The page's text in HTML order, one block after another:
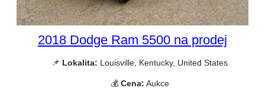
2018 Dodge Ram 5500 na prodej
📌 Lokalita: Louisville, Kentucky, United States
💰 Cena: Aukce